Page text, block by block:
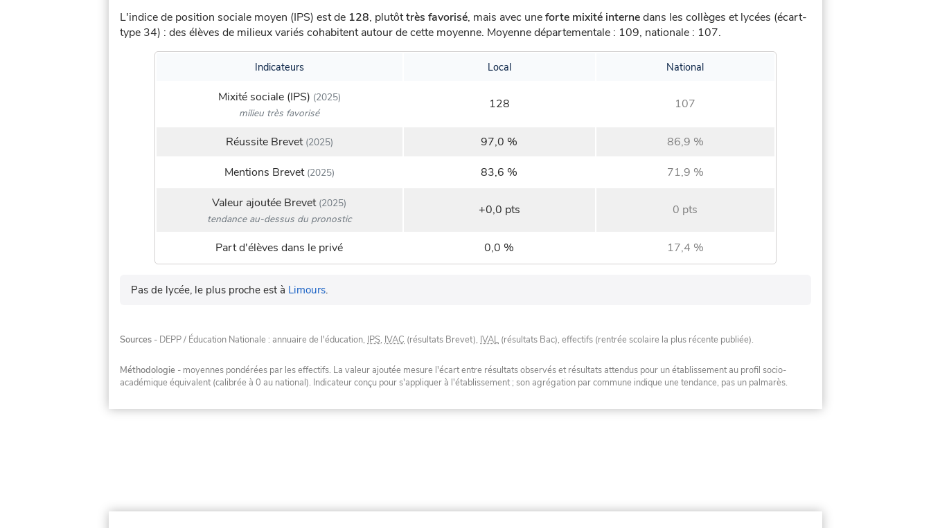
L'indice de position sociale moyen (IPS) est de 128, plutôttrès favorisé, mais avec uneforte mixité internedans les collèges et lycées (écart-
type 34) : des élèves de milieux variés cohabitent autour de cette moyenne. Moyenne départementale : 109, nationale : 107.
Indicateurs Local National
Mixité sociale (IPS) (2025)
milieu très favorisé
128 107
Réussite Brevet(2025) 97,0 %
86,9 %
Mentions Brevet(2025) 83,6 %
71,9 %
Valeur ajoutée Brevet(2025)
tendance au-dessus du pronostic
+0,0 pts 0 pts
Part d'élèves dans le privé 0,0 % 17,4 %
Pas de lycée, le plus proche est à Limours.
Sources - DEPP / Éducation Nationale : annuaire de l'éducation, IPS, IVAC (résultats Brevet), IVAL (résultats Bac), effectifs (rentrée scolaire la plus récente publiée).
Méthodologie - moyennes pondérées par les effectifs. La valeur ajoutée mesure l'écart entre résultats observés et résultats attendus pour un établissement au profil socio-
académique équivalent (calibrée à 0 au national). Indicateur conçu pour s'appliquer à l'établissement ; son agrégation par commune indique une tendance, pas un palmarès.